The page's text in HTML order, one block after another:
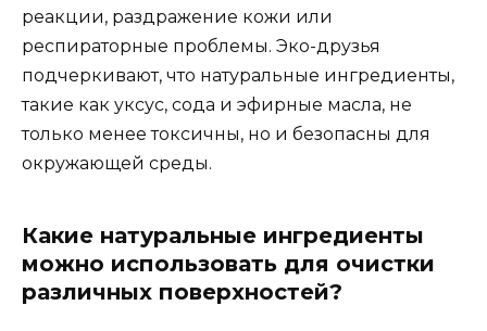
реакции, раздражение кожи или
респираторные проблемы. Эко-друзья
подчеркивают, что натуральные ингредиенты,
такие как уксус, сода и эфирные масла, не
только менее токсичны, но и безопасны для
окружающей среды.
Какие натуральные ингредиенты
можно использовать для очистки
различных поверхностей?